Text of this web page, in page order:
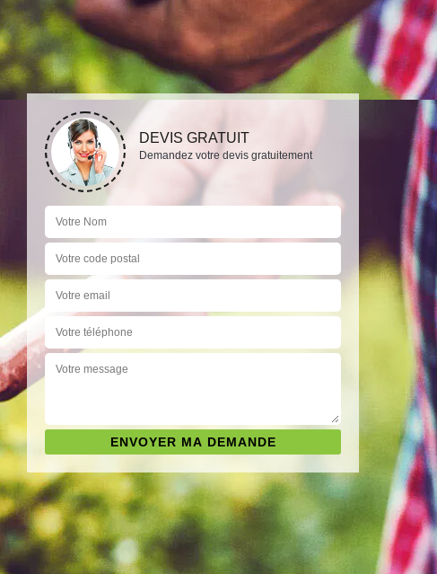
DEVIS GRATUIT
Demandez votre devis gratuitement